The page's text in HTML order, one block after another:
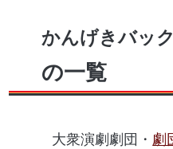
かんげきバッ
の一覧
大衆演劇劇団・ 劇